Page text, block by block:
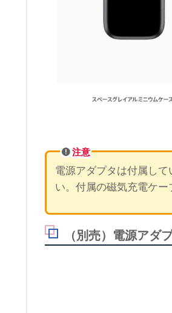
注意
電源アダプタは付属し
い。付属の磁気充電ケー
（別売）電源アダ